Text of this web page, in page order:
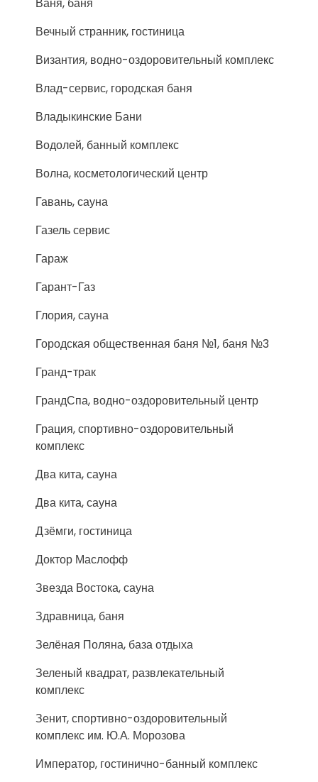
Ваня, баня
Вечный странник, гостиница
Византия, водно-оздоровительный комплекс
Влад-сервис, городская баня
Владыкинские Бани
Водолей, банный комплекс
Волна, косметологический центр
Гавань, сауна
Газель сервис
Гараж
Гарант-Газ
Глория, сауна
Городская общественная баня №1, баня №3
Гранд-трак
ГрандСпа, водно-оздоровительный центр
Грация, спортивно-оздоровительный
комплекс
Два кита, сауна
Два кита, сауна
Дзёмги, гостиница
Доктор Маслофф
Звезда Востока, сауна
Здравница, баня
Зелёная Поляна, база отдыха
Зеленый квадрат, развлекательный
комплекс
Зенит, спортивно-оздоровительный
комплекс им. Ю.А. Морозова
Император, гостинично-банный комплекс